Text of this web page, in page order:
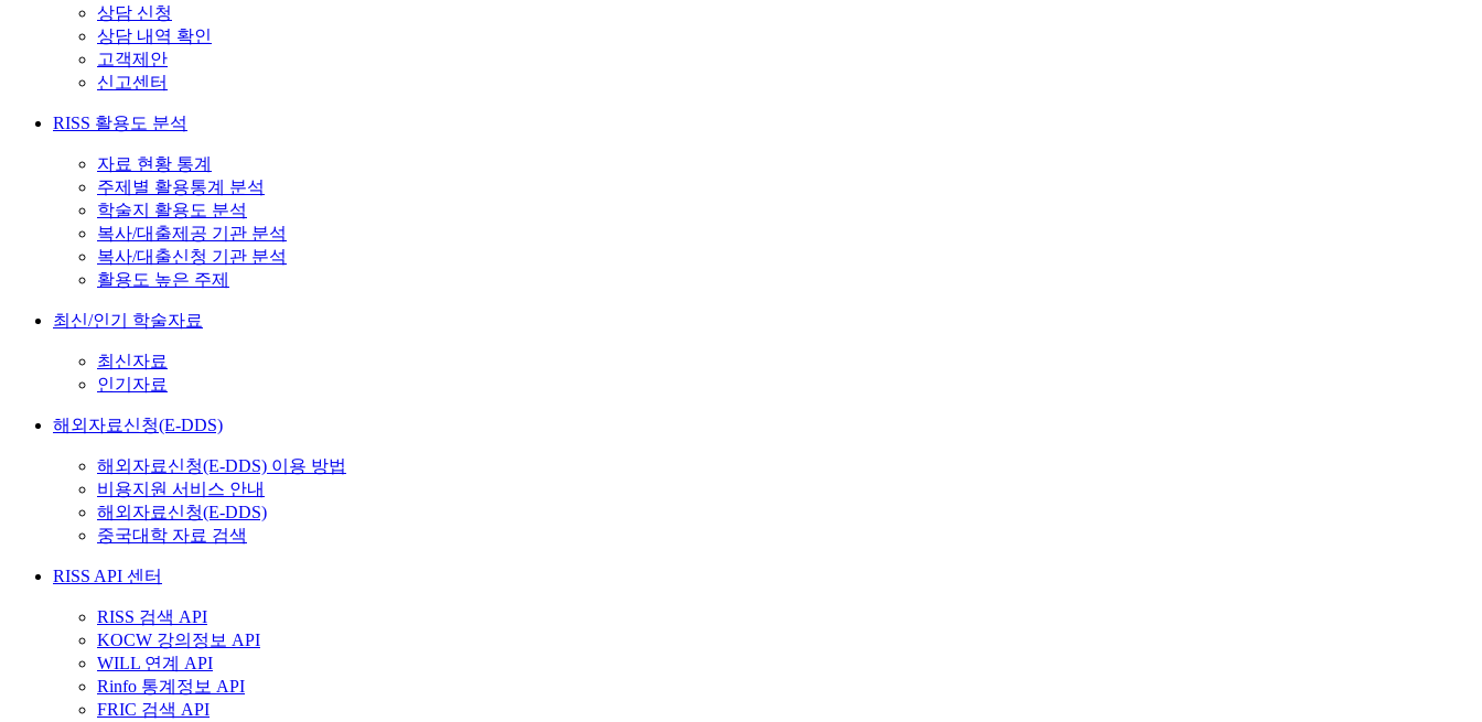
상담 신청
상담 내역 확인
고객제안
신고센터
RISS 활용도 분석
자료 현황 통계
주제별 활용통계 분석
학술지 활용도 분석
복사/대출제공 기관 분석
복사/대출신청 기관 분석
활용도 높은 주제
최신/인기 학술자료
최신자료
인기자료
해외자료신청(E-DDS)
해외자료신청(E-DDS) 이용 방법
비용지원 서비스 안내
해외자료신청(E-DDS)
중국대학 자료 검색
RISS API 센터
RISS 검색 API
KOCW 강의정보 API
WILL 연계 API
Rinfo 통계정보 API
FRIC 검색 API